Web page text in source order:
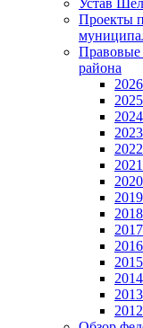
Проекты
Правовые
района